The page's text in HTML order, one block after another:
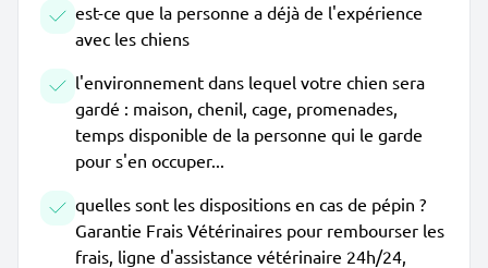
est-ce que la personne a déjà de l'expérience
avec les chiens
l'environnement dans lequel votre chien sera
gardé : maison, chenil, cage, promenades,
temps disponible de la personne qui le garde
pour s'en occuper...
quelles sont les dispositions en cas de pépin ?
Garantie Frais Vétérinaires pour rembourser les
frais, ligne d'assistance vétérinaire 24h/24,